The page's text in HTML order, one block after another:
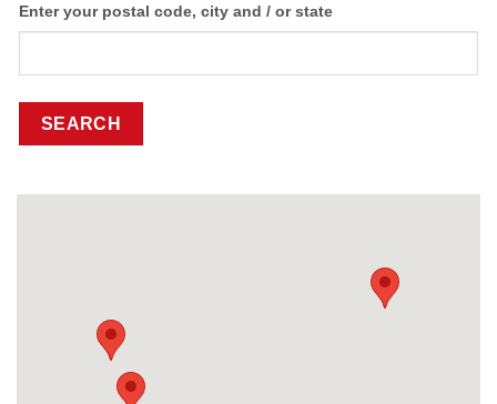
Enter your postal code, city and / or state